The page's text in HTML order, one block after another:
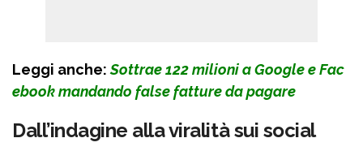
Leggi anche:Sottrae 122 milioni a Google e Fac
ebook mandando false fatture da pagare
Dall’indagine alla viralità sui social